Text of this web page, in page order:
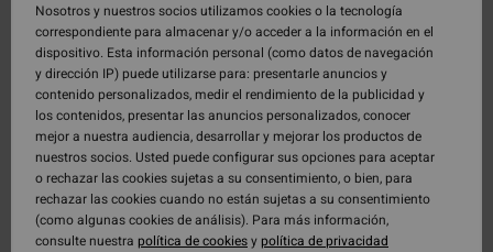
Nosotros y nuestros socios utilizamos cookies o la tecnología
correspondiente para almacenar y/o acceder a la información en el
dispositivo. Esta información personal (como datos de navegación
y dirección IP) puede utilizarse para: presentarle anuncios y
contenido personalizados, medir el rendimiento de la publicidad y
los contenidos, presentar las anuncios personalizados, conocer
mejor a nuestra audiencia, desarrollar y mejorar los productos de
nuestros socios. Usted puede configurar sus opciones para aceptar
o rechazar las cookies sujetas a su consentimiento, o bien, para
rechazar las cookies cuando no están sujetas a su consentimiento
(como algunas cookies de análisis). Para más información,
consulte nuestra política de cookiesypolítica de privacidad